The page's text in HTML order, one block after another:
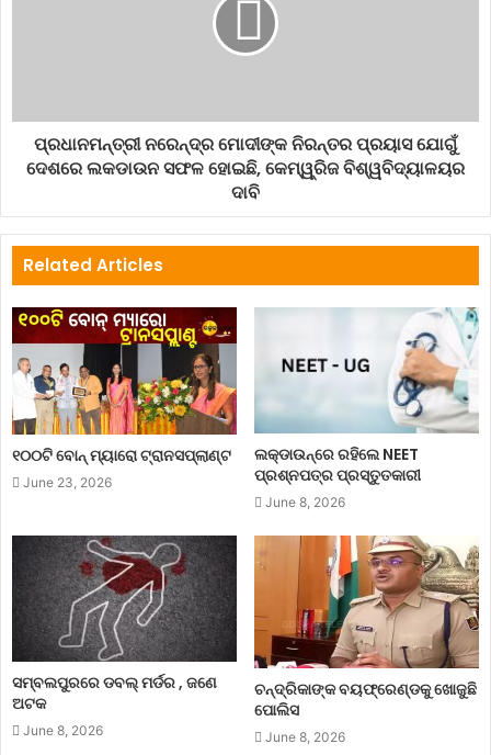
Harsimrat Kaur Badal
ପ୍ରଧାନମନ୍ତ୍ରୀ ନରେନ୍ଦ୍ର ମୋଦୀଙ୍କ ନିରନ୍ତର ପ୍ରୟାସ ଯୋଗୁଁ
ଦେଶରେ ଲକଡାଉନ ସଫଳ ହୋଇଛି, କେମ୍ୱ୍ରିଜ ବିଶ୍ୱବିଦ୍ୟାଳୟର
ଦାବି
Related Articles
୧୦୦ଟି ବୋନ୍ ମ୍ୟାରୋ ଟ୍ରାନସପ୍ଲାଣ୍ଟ
June 23, 2026
ଲକ୍‌ଡାଉନ୍‌ରେ ରହିଲେ NEET
ପ୍ରଶ୍ନପତ୍ର ପ୍ରସ୍ତୁତକାରୀ
June 8, 2026
ସମ୍ବଲପୁରରେ ଡବଲ୍ ମର୍ଡର , ଜଣେ
ଅଟକ
June 8, 2026
ଚନ୍ଦ୍ରିକାଙ୍କ ବୟଫ୍ରେଣ୍ଡକୁ ଖୋଜୁଛି
ପୋଲିସ
June 8, 2026